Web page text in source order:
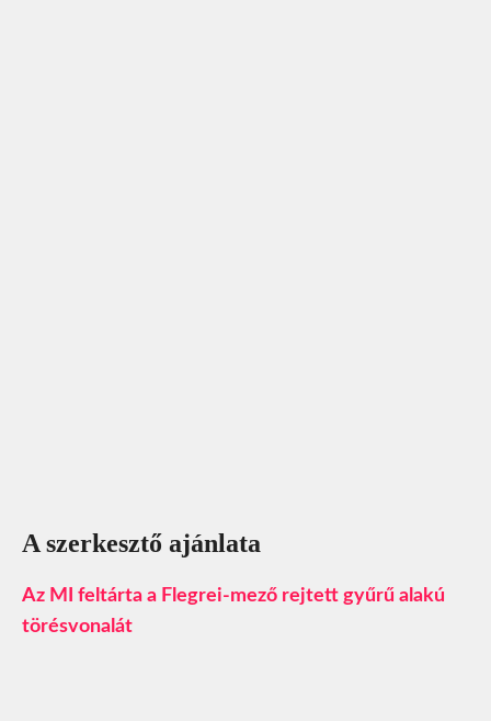
A szerkesztő ajánlata
Az MI feltárta a Flegrei-mező rejtett gyűrű alakú
törésvonalát